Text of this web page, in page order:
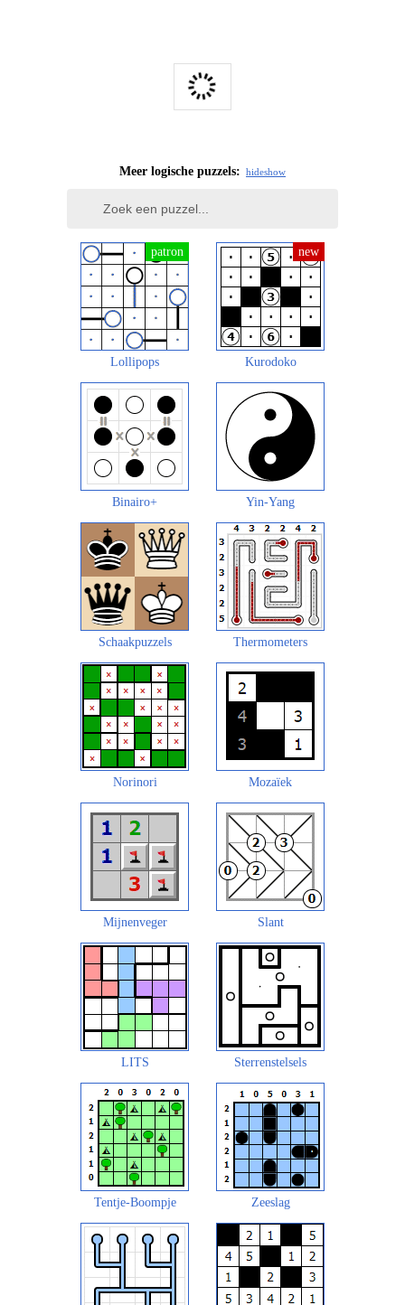
Meer logische puzzels: hideshow
Lollipops Kurodoko
Binairo+ Yin-Yang
Schaakpuzzels Thermometers
Norinori Mozaïek
Mijnenveger Slant
LITS Sterrenstelsels
Tentje-Boompje Zeeslag